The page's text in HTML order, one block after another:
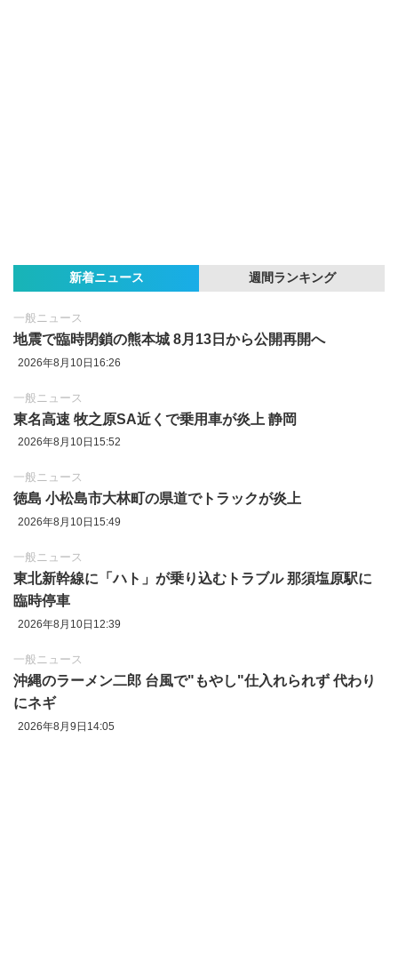
新着ニュース 週間ランキング
一般ニュース
地震で臨時閉鎖の熊本城 8月13日から公開再開へ
2026年8月10日16:26
一般ニュース
東名高速 牧之原SA近くで乗用車が炎上 静岡
2026年8月10日15:52
一般ニュース
徳島 小松島市大林町の県道でトラックが炎上
2026年8月10日15:49
一般ニュース
東北新幹線に「ハト」が乗り込むトラブル 那須塩原駅に
臨時停車
2026年8月10日12:39
一般ニュース
沖縄のラーメン二郎 台風で"もやし"仕入れられず 代わり
にネギ
2026年8月9日14:05